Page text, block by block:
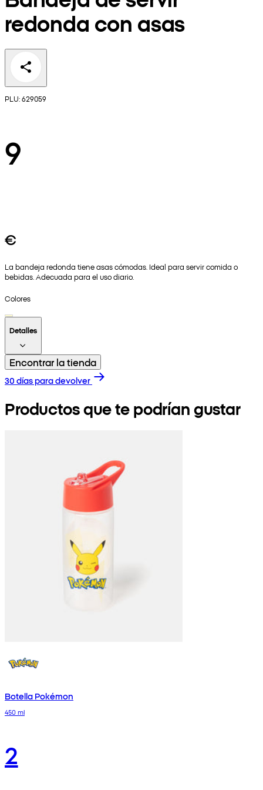
redonda con asas
PLU: 629059
9
€
La bandeja redonda tiene asas cómodas. Ideal para servir comida o
bebidas. Adecuada para el uso diario.
Colores
Detalles
Encontrar la tienda
30 días para devolver
Productos que te podrían gustar
Botella Pokémon
450 ml
2